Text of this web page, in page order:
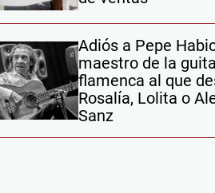
Adiós a Pepe
maestro de la
flamenca al que
Rosalía, Lolita o
Sanz